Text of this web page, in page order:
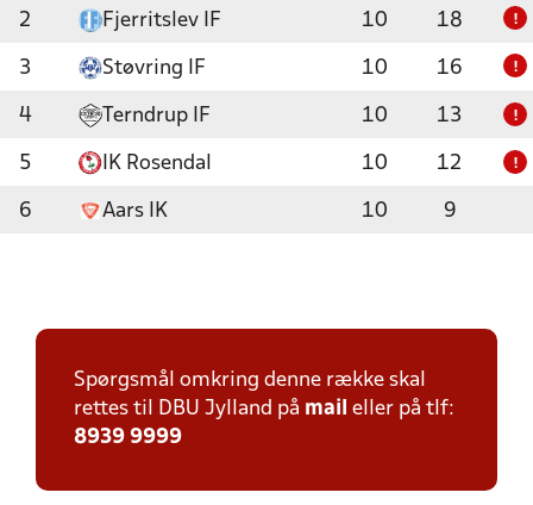
2 Fjerritslev IF 10 18 !
3 Støvring IF 10 16 !
4 Terndrup IF 10 13 !
5 IK Rosendal 10 12 !
6 Aars IK 10 9
Spørgsmål omkring denne række skal
rettes til DBU Jylland på mail eller på tlf:
8939 9999